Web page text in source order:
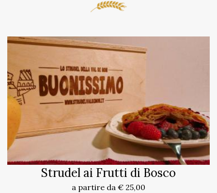
Strudel ai Frutti di Bosco
a partire da € 25,00